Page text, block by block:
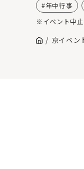
年中行事
※イベント中
京イベン